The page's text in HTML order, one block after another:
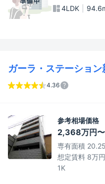
4LDK
ガーラ・ステーショ
4.36
参考相場価格
2,368万円
専有面積
想定賃料 8万
1K